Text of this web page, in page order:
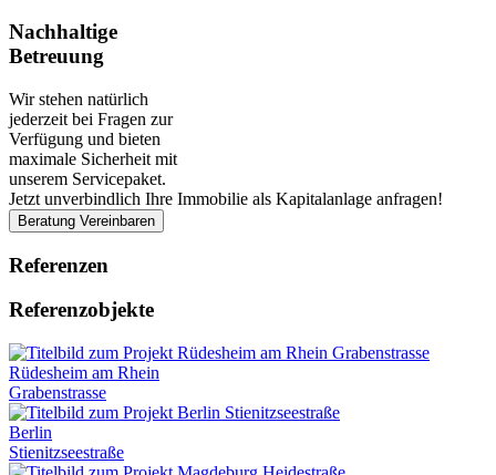
Nachhaltige
Betreuung
Wir stehen natürlich
jederzeit bei Fragen zur
Verfügung und bieten
maximale Sicherheit mit
unserem Servicepaket.
Jetzt unverbindlich Ihre Immobilie als Kapitalanlage anfragen!
Beratung Vereinbaren
Referenzen
Referenzobjekte
Rüdesheim am Rhein
Grabenstrasse
Berlin
Stienitzseestraße